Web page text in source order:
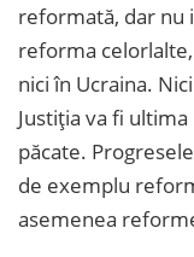
reformată, dar nu
reforma
nici în Ucraina.
Justiția va fi
păcate.
de exemplu
asemenea